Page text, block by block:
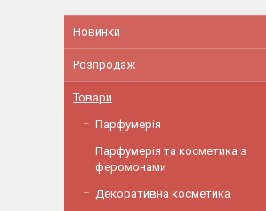
Новинки
Розпродаж
Товари
Парфумерія
Парфумерія та косметика з
феромонами
Декоративна косметика